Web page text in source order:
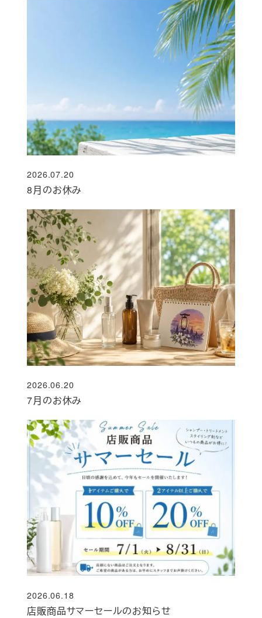
8月のお休み
投稿日
2026.07.20
7月のお休み
投稿日
2026.06.20
店販商品サマーセールのお知らせ
投稿日
2026.06.18